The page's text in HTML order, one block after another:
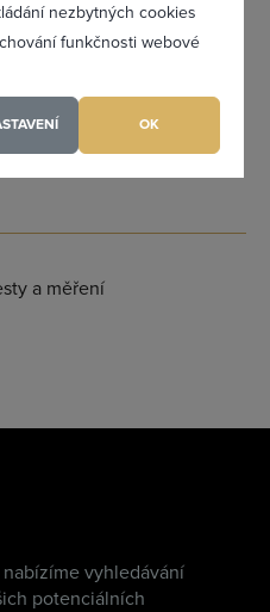
nezbytných cookies
funkčnosti webové
OK
ředitel
a měření
vyhledávání
potenciálních
se
ve výpisu firem
k Vám i Vaší firmě
Vaší firmy